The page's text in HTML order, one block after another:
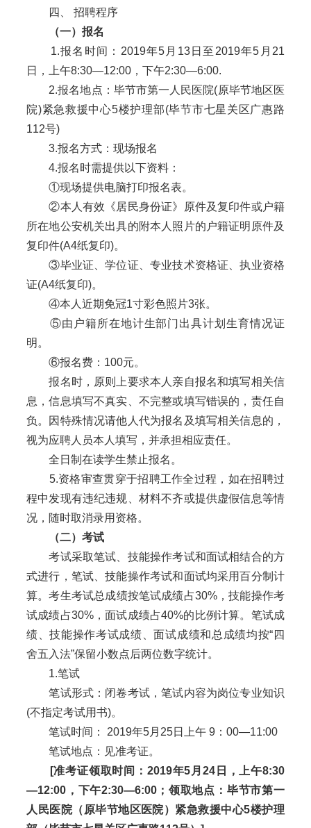
四、 招聘程序
（一）报名
1.报名时间：2019年5月13日至2019年5月21
日，上午8:30—12:00，下午2:30—6:00.
2.报名地点：毕节市第一人民医院(原毕节地区医
院)紧急救援中心5楼护理部(毕节市七星关区广惠路
112号)
3.报名方式：现场报名
4.报名时需提供以下资料：
①现场提供电脑打印报名表。
②本人有效《居民身份证》原件及复印件或户籍
所在地公安机关出具的附本人照片的户籍证明原件及
复印件(A4纸复印)。
③毕业证、学位证、专业技术资格证、执业资格
证(A4纸复印)。
④本人近期免冠1寸彩色照片3张。
⑤由户籍所在地计生部门出具计划生育情况证
明。
⑥报名费：100元。
报名时，原则上要求本人亲自报名和填写相关信
息，信息填写不真实、不完整或填写错误的，责任自
负。因特殊情况请他人代为报名及填写相关信息的，
视为应聘人员本人填写，并承担相应责任。
全日制在读学生禁止报名。
5.资格审查贯穿于招聘工作全过程，如在招聘过
程中发现有违纪违规、材料不齐或提供虚假信息等情
况，随时取消录用资格。
（二）考试
考试采取笔试、技能操作考试和面试相结合的方
式进行，笔试、技能操作考试和面试均采用百分制计
算。考生考试总成绩按笔试成绩占30%，技能操作考
试成绩占30%，面试成绩占40%的比例计算。笔试成
绩、技能操作考试成绩、面试成绩和总成绩均按“四
舍五入法”保留小数点后两位数字统计。
1.笔试
笔试形式：闭卷考试，笔试内容为岗位专业知识
(不指定考试用书)。
笔试时间： 2019年5月25日上午 9：00—11:00
笔试地点：见准考证。
[准考证领取时间：2019年5月24日，上午8:30
—12:00，下午2:30—6:00；领取地点：毕节市第一
人民医院（原毕节地区医院）紧急救援中心5楼护理